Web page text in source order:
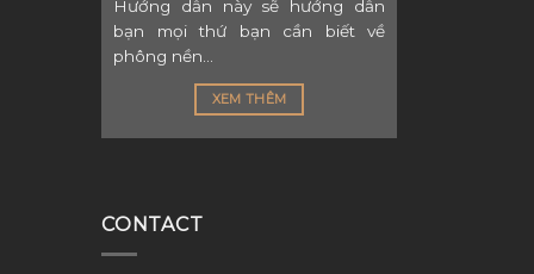
Hướng dẫn này sẽ hướng dẫn
bạn mọi thứ bạn cần biết về
phông nền...
XEM THÊM
CONTACT